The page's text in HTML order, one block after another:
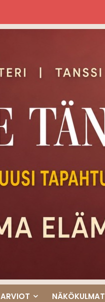
ARVIOT NÄKÖKULMAT